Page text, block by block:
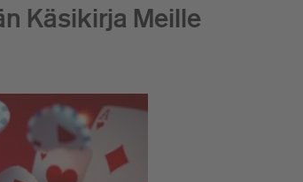
Käsikirja Meille